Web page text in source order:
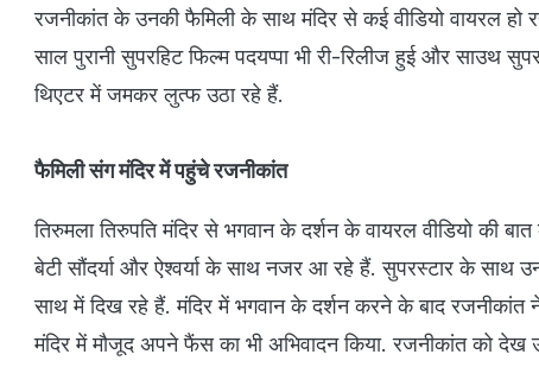
रजनीकांत के उनकी फैमिली के साथ मंदिर से कई वीडियो वायरल
साल पुरानी सुपरहिट फिल्म पदयप्पा भी री-रिलीज हुई और साउथ
थिएटर में जमकर लुत्फ उठा रहे हैं.
फैमिली संग मंदिर में पहुंचे रजनीकांत
तिरुमला तिरुपति मंदिर से भगवान के दर्शन के वायरल वीडियो की
बेटी सौंदर्या और ऐश्वर्या के साथ नजर आ रहे हैं. सुपरस्टार के साथ
साथ में दिख रहे हैं. मंदिर में भगवान के दर्शन करने के बाद रजनीकांत
मंदिर में मौजूद अपने फैंस का भी अभिवादन किया. रजनीकांत को देख